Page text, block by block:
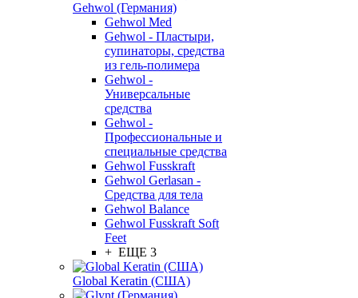
Gehwol (Германия)
Gehwol Med
Gehwol - Пластыри,
супинаторы, средства
из гель-полимера
Gehwol -
Универсальные
средства
Gehwol -
Профессиональные и
специальные средства
Gehwol Fusskraft
Gehwol Gerlasan -
Средства для тела
Gehwol Balance
Gehwol Fusskraft Soft
Feet
+ ЕЩЕ 3
Global Keratin (США)